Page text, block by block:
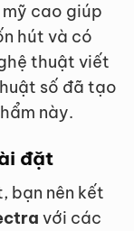
cao giúp
hút và có
thuật viết
số đã tạo
này.
đặt
bạn nên kết
với các